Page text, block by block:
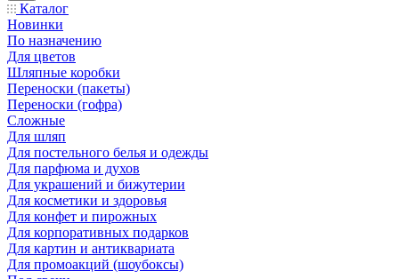
Каталог
Новинки
По назначению
Для цветов
Шляпные коробки
Переноски (пакеты)
Переноски (гофра)
Сложные
Для шляп
Для постельного белья и одежды
Для парфюма и духов
Для украшений и бижутерии
Для косметики и здоровья
Для конфет и пирожных
Для корпоративных подарков
Для картин и антиквариата
Для промоакций (шоубоксы)